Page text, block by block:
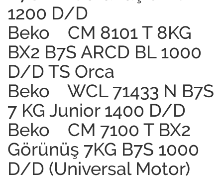
1200 D/D
Beko CM 8101 T 8KG
BX2 B7S ARCD BL 1000
D/D TS Orca
Beko WCL 71433 N B7S
7 KG Junior 1400 D/D
Beko CM 7100 T BX2
Görünüş 7KG B7S 1000
D/D (Universal Motor)